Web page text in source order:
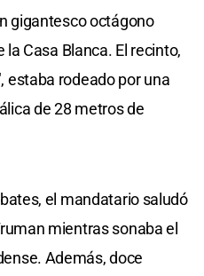
gigantesco octágono
Casa Blanca. El recinto,
estaba rodeado por una
de 28 metros de
el mandatario saludó
mientras sonaba el
Además, doce